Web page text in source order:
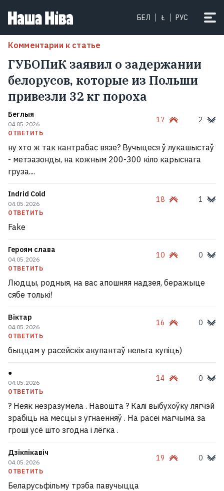
БЕЛ Ł РУС
Комментарии к статье
ГУБОПиК заявил о задержании
белорусов, которые из Польши
привезли 32 кг пороха
Беглыя
04.05.2026
ОТВЕТИТЬ
17 2
ну хто ж так кантрабас вязе? Вучыцеся ў лукашыстаў
- метэазонды, на кожным 200-300 кіло карыснага
груза....
Indrid Cold
04.05.2026
ОТВЕТИТЬ
18 1
Fake
Героям слава
04.05.2026
ОТВЕТИТЬ
10 0
Людцы, родныя, на вас апошняя надзея, беражыце
сябе толькі!
Віктар
04.05.2026
ОТВЕТИТЬ
16 0
быццам у расейскіх акупантаў нельга купіць)
●
04.05.2026
ОТВЕТИТЬ
14 0
? Неяк незразумела . Навошта ? Калі выбухоўку лягчэй
зрабіць на месцы з угнаенняў . На расеі магчыма за
гроші усё што згодна і лёгка .
Дзікпікавіч
04.05.2026
ОТВЕТИТЬ
19 0
Беларусьфільму трэба павучыцца